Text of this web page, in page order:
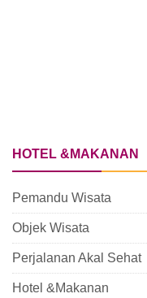
HOTEL &MAKANAN
Pemandu Wisata
Objek Wisata
Perjalanan Akal Sehat
Hotel &Makanan